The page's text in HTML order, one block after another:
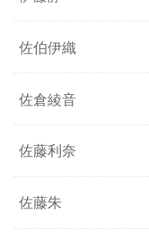
佐伯伊織
佐倉綾音
佐藤利奈
佐藤朱